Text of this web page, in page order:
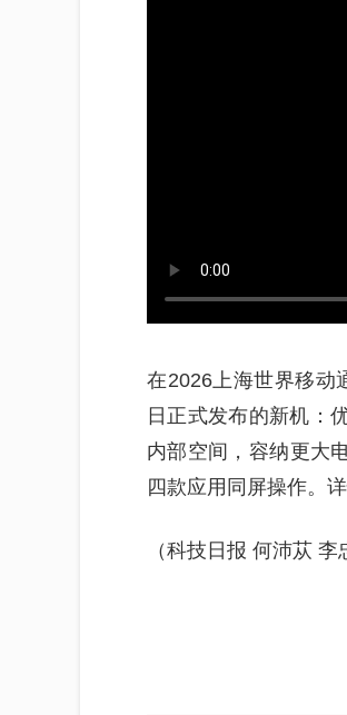
在2026上海世界移动
日正式发布的新机：
内部空间，容纳更大
四款应用同屏操作。
（科技日报 何沛苁 李